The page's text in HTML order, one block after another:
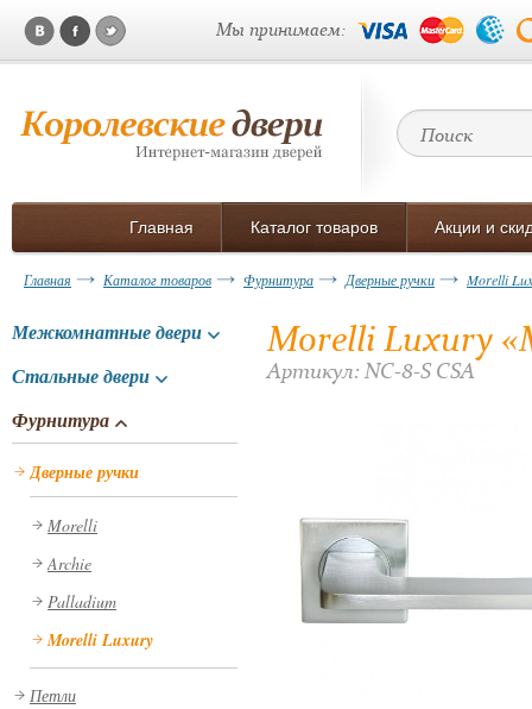
Мы принимаем:
Главная Каталог товаров Акции и
Главная Каталог товаров Фурнитура Дверные ручки Morelli
Межкомнатные двери
Стальные двери
Фурнитура
Дверные ручки
Morelli
Archie
Palladium
Morelli Luxury
Петли
Morelli Luxury
Артикул: NC-8-S CSA